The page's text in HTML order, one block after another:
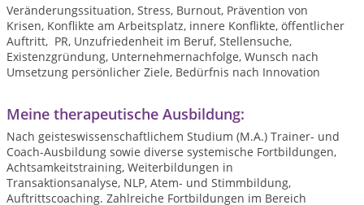
Veränderungssituation, Stress, Burnout, Prävention von
Krisen, Konflikte am Arbeitsplatz, innere Konflikte, öffentlicher
Auftritt, PR, Unzufriedenheit im Beruf, Stellensuche,
Existenzgründung, Unternehmernachfolge, Wunsch nach
Umsetzung persönlicher Ziele, Bedürfnis nach Innovation
Meine therapeutische Ausbildung:
Nach geisteswissenschaftlichem Studium (M.A.) Trainer- und
Coach-Ausbildung sowie diverse systemische Fortbildungen,
Achtsamkeitstraining, Weiterbildungen in
Transaktionsanalyse, NLP, Atem- und Stimmbildung,
Auftrittscoaching. Zahlreiche Fortbildungen im Bereich